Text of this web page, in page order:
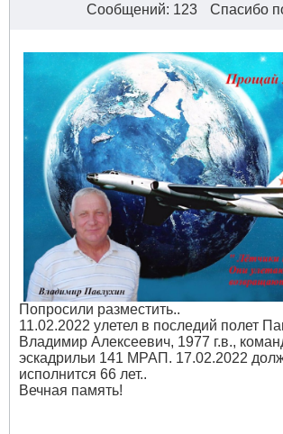
Сообщений: 123
Спасибо
Попросили разместить..
11.02.2022 улетел в последий полет
Владимир Алексеевич, 1977 г.в.,
эскадрильи 141 МРАП. 17.02.2022
исполнится 66 лет..
Вечная память!